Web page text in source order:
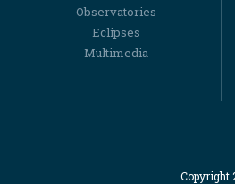
Observatories
Eclipses
Multimedia
Copyright